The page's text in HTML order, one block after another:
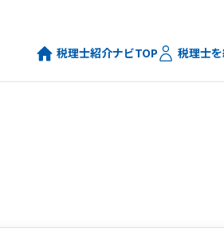
税理士紹介ナビTOP 税理士